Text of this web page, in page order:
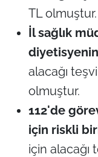
TL olmuştur.
İl sağlık
diyetisyenin
alacağı
olmuştur.
112'de
için riskli
için alacağı